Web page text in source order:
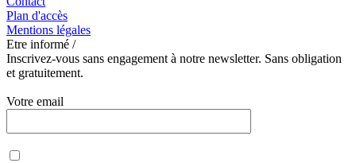
Plan d'accès
Mentions légales
Etre informé /
Inscrivez-vous sans engagement à notre newsletter. Sans obligation
et gratuitement.
Votre email